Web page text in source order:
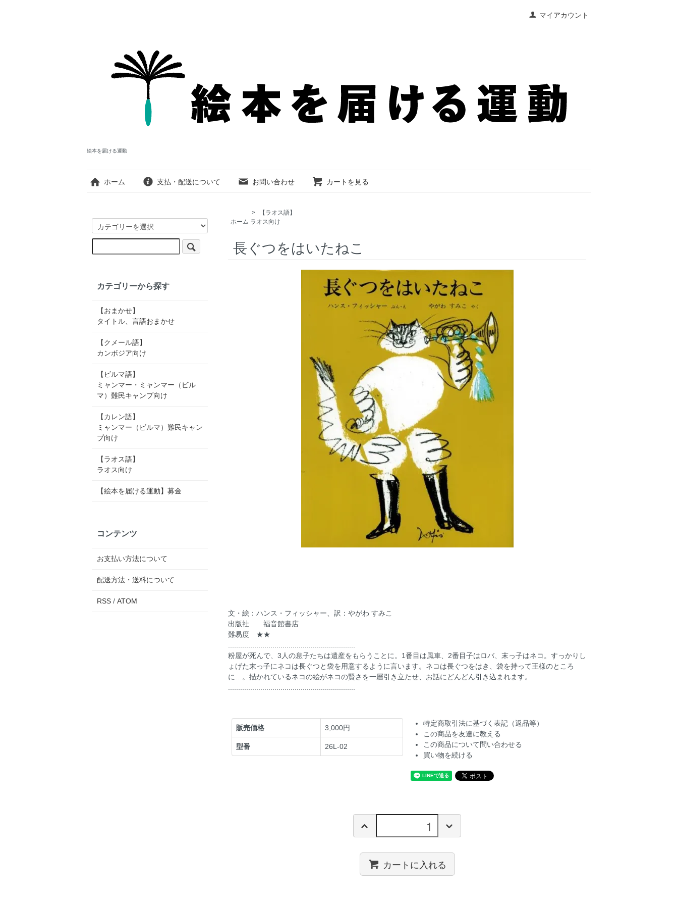
マイアカウント
絵本を届ける運動
ホーム 支払・配送について お問い合わせ カートを見る
ホーム
>
【ラオス語】
ラオス向け
長ぐつをはいたねこ
文・絵：ハンス・フィッシャー、訳：やがわ すみこ
出版社 福音館書店
難易度 ★★
...............................................................
粉屋が死んで、3人の息子たちは遺産をもらうことに。1番目は風車、2番目子はロバ、末っ子はネコ。すっかりし
ょげた末っ子にネコは長ぐつと袋を用意するように言います。ネコは長ぐつをはき、袋を持って王様のところ
に…。描かれているネコの絵がネコの賢さを一層引き立たせ、お話にどんどん引き込まれます。
...............................................................
販売価格 3,000円
型番 26L-02
特定商取引法に基づく表記（返品等）
この商品を友達に教える
この商品について問い合わせる
買い物を続ける
カートに入れる
カテゴリーから探す
【おまかせ】
タイトル、言語おまかせ
【クメール語】
カンボジア向け
【ビルマ語】
ミャンマー・ミャンマー（ビル
マ）難民キャンプ向け
【カレン語】
ミャンマー（ビルマ）難民キャン
プ向け
【ラオス語】
ラオス向け
【絵本を届ける運動】募金
コンテンツ
お支払い方法について
配送方法・送料について
RSS / ATOM